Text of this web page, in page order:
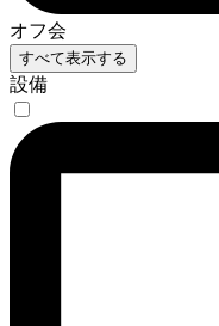
オフ会
すべて表示する
設備